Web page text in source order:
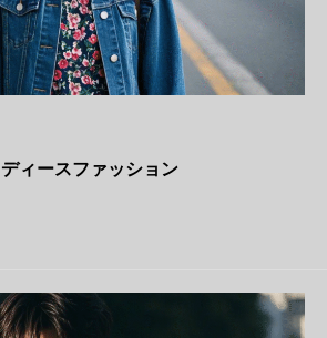
ィースファッション